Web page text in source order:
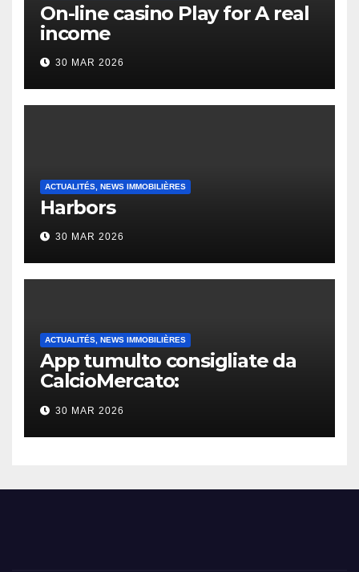
On-line casino Play for A real
income
30 MAR 2026
ACTUALITÉS, NEWS IMMOBILIÈRES
Harbors
30 MAR 2026
ACTUALITÉS, NEWS IMMOBILIÈRES
App tumulto consigliate da
CalcioMercato:
considerazione di gennaio
2026
30 MAR 2026